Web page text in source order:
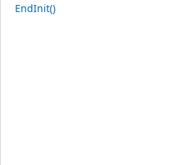
EndInit()